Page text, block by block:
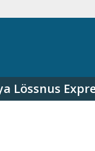
Lössnus